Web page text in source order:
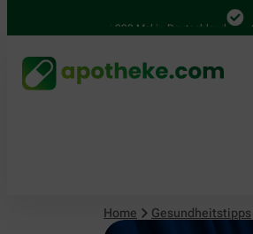
4.000 Mal in Deutschland
Home Gesundheitstipps